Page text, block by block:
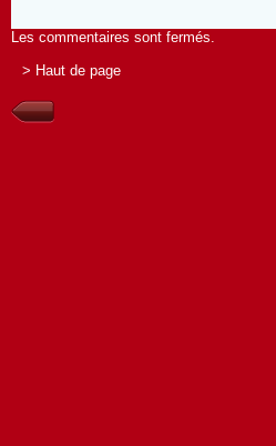
Les commentaires sont fermés.
> Haut de page